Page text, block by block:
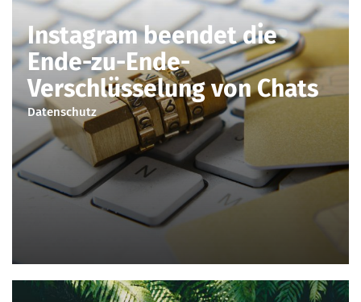
Instagram beendet die
Ende-zu-Ende-
Verschlüsselung von Chats
Datenschutz